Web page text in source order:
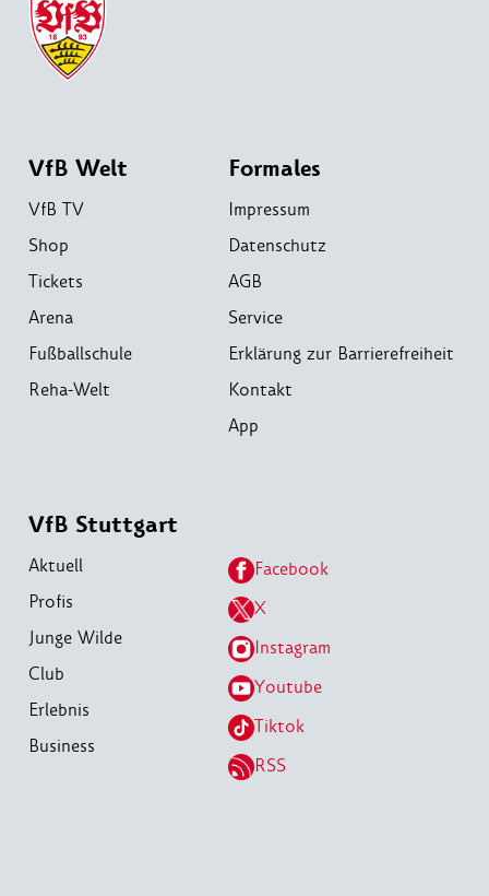
VfB Welt
VfB TV
Shop
Tickets
Arena
Fußballschule
Reha-Welt
Formales
Impressum
Datenschutz
AGB
Service
Erklärung zur Barrierefreiheit
Kontakt
App
VfB Stuttgart
Aktuell
Profis
Junge Wilde
Club
Erlebnis
Business
Facebook
X
Instagram
Youtube
Tiktok
RSS